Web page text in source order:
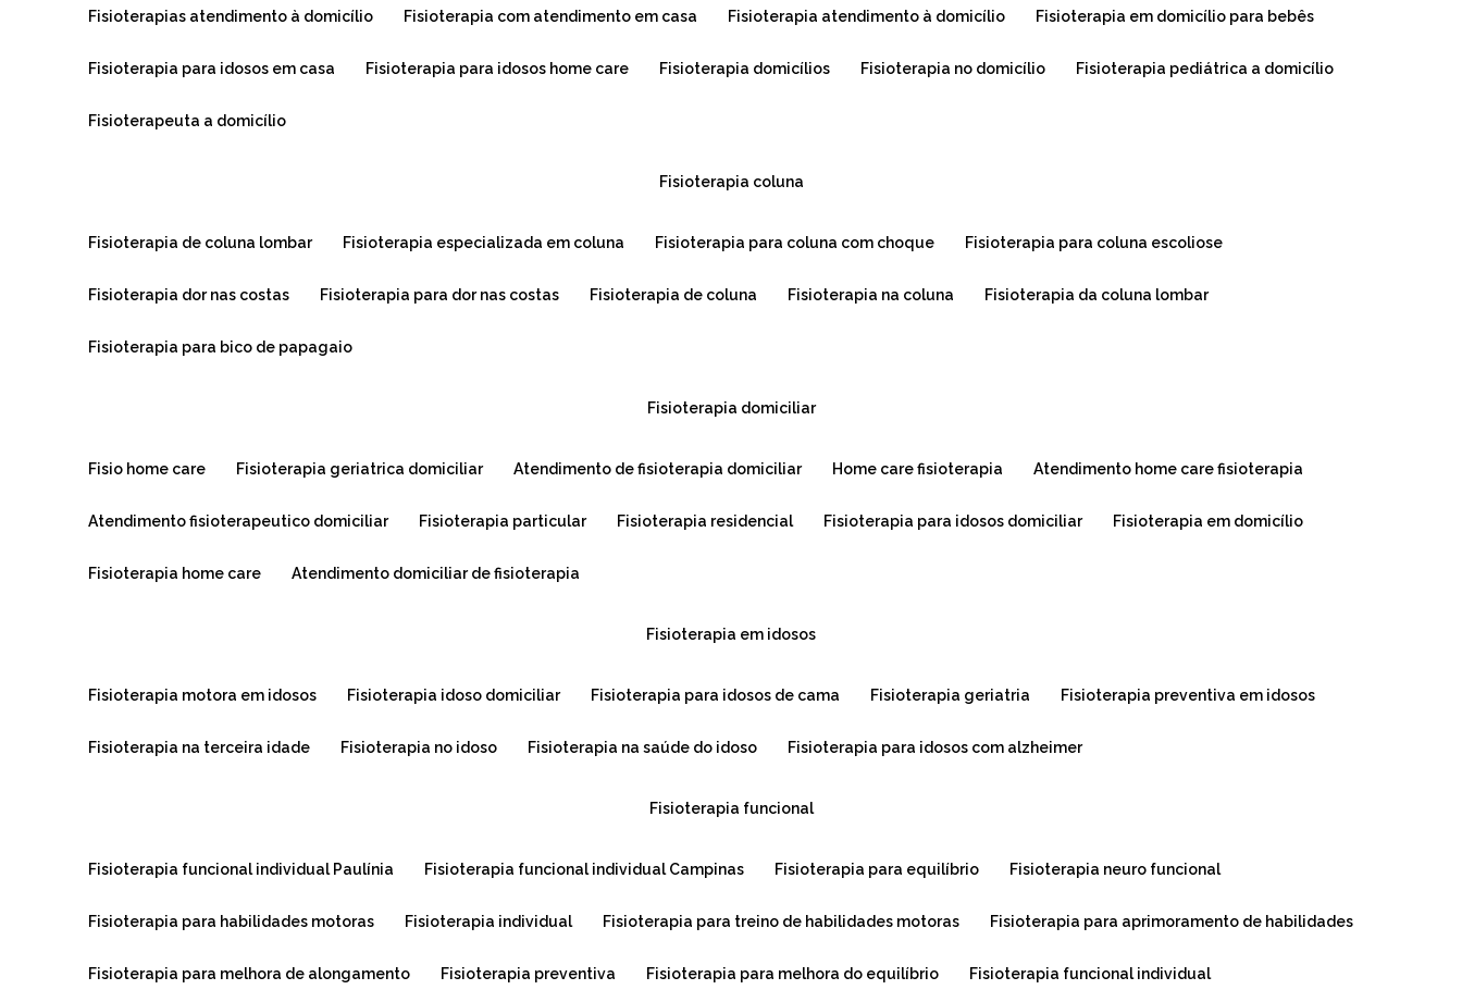
fisioterapias atendimento à domicílio fisioterapia com atendimento em casa fisioterapia atendimento à domicílio fisioterapia em domicílio para bebês
fisioterapia para idosos em casa fisioterapia para idosos home care fisioterapia domicílios fisioterapia no domicílio fisioterapia pediátrica a domicílio
fisioterapeuta a domicílio
fisioterapia coluna
fisioterapia de coluna lombar fisioterapia especializada em coluna fisioterapia para coluna com choque fisioterapia para coluna escoliose
fisioterapia dor nas costas fisioterapia para dor nas costas fisioterapia de coluna fisioterapia na coluna fisioterapia da coluna lombar
fisioterapia para bico de papagaio
fisioterapia domiciliar
fisio home care fisioterapia geriatrica domiciliar atendimento de fisioterapia domiciliar home care fisioterapia atendimento home care fisioterapia
atendimento fisioterapeutico domiciliar fisioterapia particular fisioterapia residencial fisioterapia para idosos domiciliar fisioterapia em domicílio
fisioterapia home care atendimento domiciliar de fisioterapia
fisioterapia em idosos
fisioterapia motora em idosos fisioterapia idoso domiciliar fisioterapia para idosos de cama fisioterapia geriatria fisioterapia preventiva em idosos
fisioterapia na terceira idade fisioterapia no idoso fisioterapia na saúde do idoso fisioterapia para idosos com alzheimer
fisioterapia funcional
fisioterapia funcional individual Paulínia fisioterapia funcional individual Campinas fisioterapia para equilíbrio fisioterapia neuro funcional
fisioterapia para habilidades motoras fisioterapia individual fisioterapia para treino de habilidades motoras fisioterapia para aprimoramento de habilidades
fisioterapia para melhora de alongamento fisioterapia preventiva fisioterapia para melhora do equilíbrio fisioterapia funcional individual